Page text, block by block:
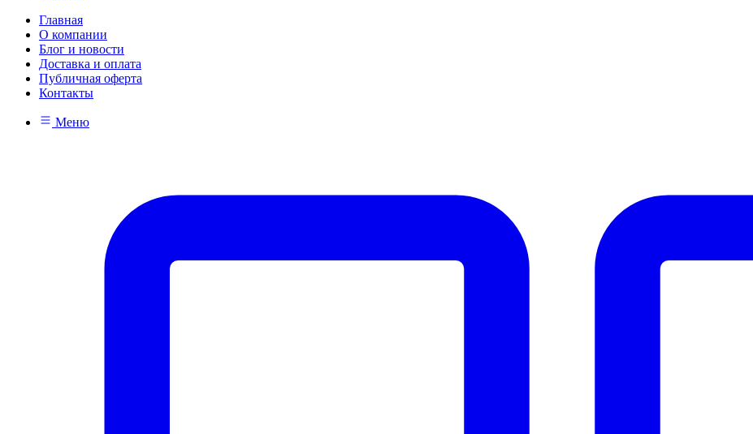
Главная
О компании
Блог и новости
Доставка и оплата
Публичная оферта
Контакты
Меню